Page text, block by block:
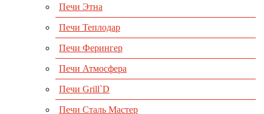
Печи Этна
Печи Теплодар
Печи Ферингер
Печи Атмосфера
Печи Grill`D
Печи Сталь Мастер